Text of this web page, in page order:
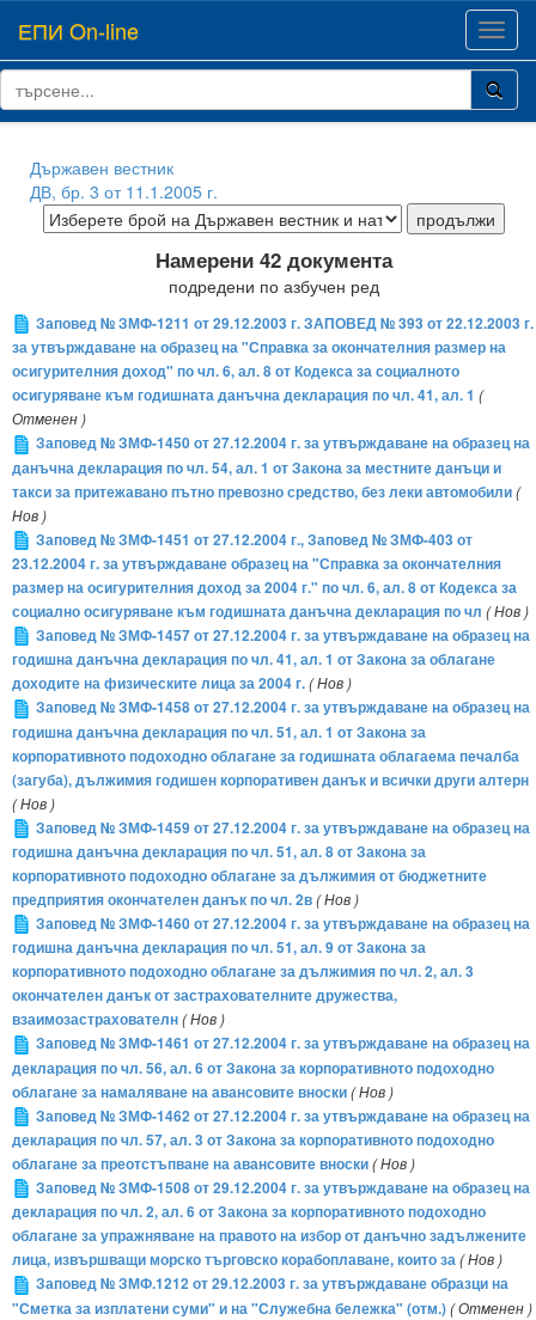
ЕПИ On-line
Държавен вестник
ДВ, бр. 3 от 11.1.2005 г.
Намерени 42 документа
подредени по азбучен ред
Заповед № ЗМФ-1211 от 29.12.2003 г. ЗАПОВЕД № 393 от 22.12.2003 г.
за утвърждаване на образец на "Справка за окончателния размер на
осигурителния доход" по чл. 6, ал. 8 от Кодекса за социалното
осигуряване към годишната данъчна декларация по чл. 41, ал. 1 (
Отменен )
Заповед № ЗМФ-1450 от 27.12.2004 г. за утвърждаване на образец на
данъчна декларация по чл. 54, ал. 1 от Закона за местните данъци и
такси за притежавано пътно превозно средство, без леки автомобили(
Нов )
Заповед № ЗМФ-1451 от 27.12.2004 г., Заповед № ЗМФ-403 от
23.12.2004 г. за утвърждаване образец на "Справка за окончателния
размер на осигурителния доход за 2004 г." по чл. 6, ал. 8 от Кодекса за
социално осигуряване към годишната данъчна декларация по чл ( Нов )
Заповед № ЗМФ-1457 от 27.12.2004 г. за утвърждаване на образец на
годишна данъчна декларация по чл. 41, ал. 1 от Закона за облагане
доходите на физическите лица за 2004 г.( Нов )
Заповед № ЗМФ-1458 от 27.12.2004 г. за утвърждаване на образец на
годишна данъчна декларация по чл. 51, ал. 1 от Закона за
корпоративното подоходно облагане за годишната облагаема печалба
(загуба), дължимия годишен корпоративен данък и всички други алтерн
( Нов )
Заповед № ЗМФ-1459 от 27.12.2004 г. за утвърждаване на образец на
годишна данъчна декларация по чл. 51, ал. 8 от Закона за
корпоративното подоходно облагане за дължимия от бюджетните
предприятия окончателен данък по чл. 2в( Нов )
Заповед № ЗМФ-1460 от 27.12.2004 г. за утвърждаване на образец на
годишна данъчна декларация по чл. 51, ал. 9 от Закона за
корпоративното подоходно облагане за дължимия по чл. 2, ал. 3
окончателен данък от застрахователните дружества,
взаимозастрахователн( Нов )
Заповед № ЗМФ-1461 от 27.12.2004 г. за утвърждаване на образец на
декларация по чл. 56, ал. 6 от Закона за корпоративното подоходно
облагане за намаляване на авансовите вноски( Нов )
Заповед № ЗМФ-1462 от 27.12.2004 г. за утвърждаване на образец на
декларация по чл. 57, ал. 3 от Закона за корпоративното подоходно
облагане за преотстъпване на авансовите вноски( Нов )
Заповед № ЗМФ-1508 от 29.12.2004 г. за утвърждаване на образец на
декларация по чл. 2, ал. 6 от Закона за корпоративното подоходно
облагане за упражняване на правото на избор от данъчно задължените
лица, извършващи морско търговско корабоплаване, които за( Нов )
Заповед № ЗМФ.1212 от 29.12.2003 г. за утвърждаване образци на
"Сметка за изплатени суми" и на "Служебна бележка" (отм.)( Отменен )